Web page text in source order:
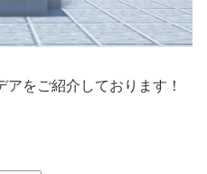
アをご紹介しております！